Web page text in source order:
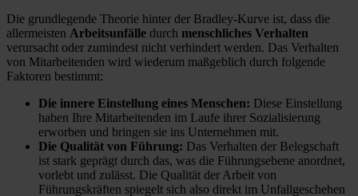
Die grundlegende Theorie hinter der Bradley-Kurve ist, dass die
allermeisten Arbeitsunfälle durch menschliches Verhalten
verursacht oder zumindest nicht verhindert werden. Das Verhalten
von Mitarbeitenden wird wiederum maßgeblich durch folgende
Faktoren bestimmt:
Die innere Einstellung eines Menschen: Diese Einstellung
haben Ihre Mitarbeitenden im Laufe ihrer Sozialisierung
erworben und bringen sie ins Unternehmen mit.
Die Qualität von Führung: Das Verhalten der Belegschaft
ist stark geprägt durch das, was die Führungsebene anordnet,
vorlebt und zulässt. Die Qualität der Arbeit von
Führungskräften spiegelt sich also direkt im Unfallgeschehen